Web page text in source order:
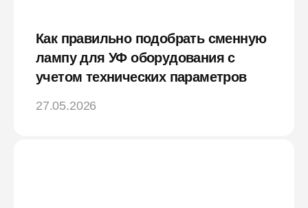
Как правильно подобрать сменную
лампу для УФ оборудования с
учетом технических параметров
27.05.2026